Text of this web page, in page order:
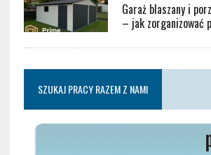
Garaż blaszany i
– jak zorganizować
SZUKAJ PRACY RAZEM Z NAMI